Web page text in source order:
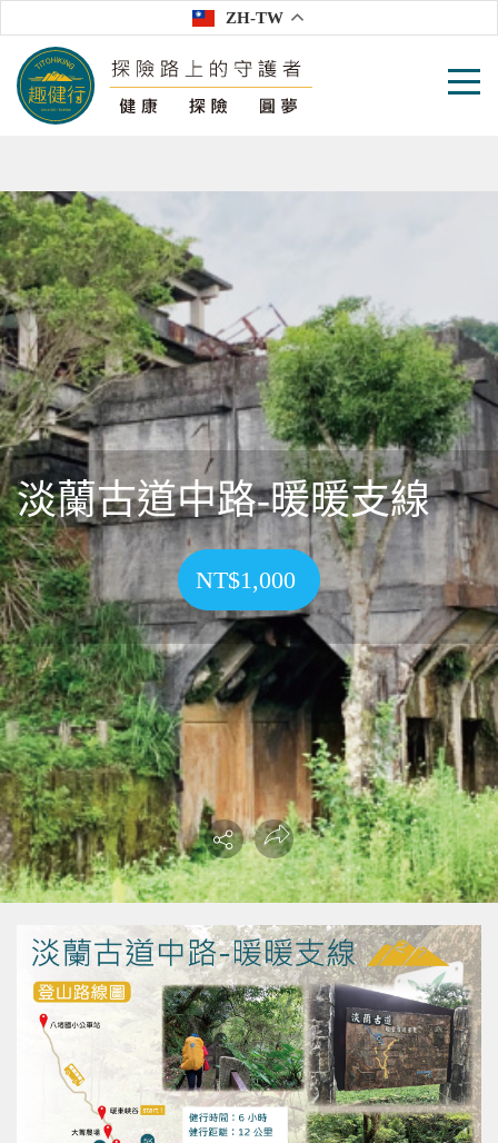
ZH-TW
淡蘭古道中路-暖暖支線
NT$1,000